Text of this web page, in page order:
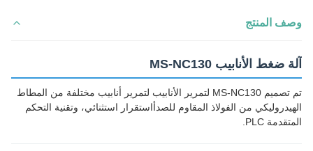
وصف المنتج
آلة ضغط الأنابيب MS-NC130
تم تصميم MS-NC130 لتمرير الأنابيب لتمرير أنابيب مختلفة من المطاط
الهيدروليكي من الفولاذ المقاوم للصدأاستقرار استثنائي، وتقنية التحكم
المتقدمة PLC.